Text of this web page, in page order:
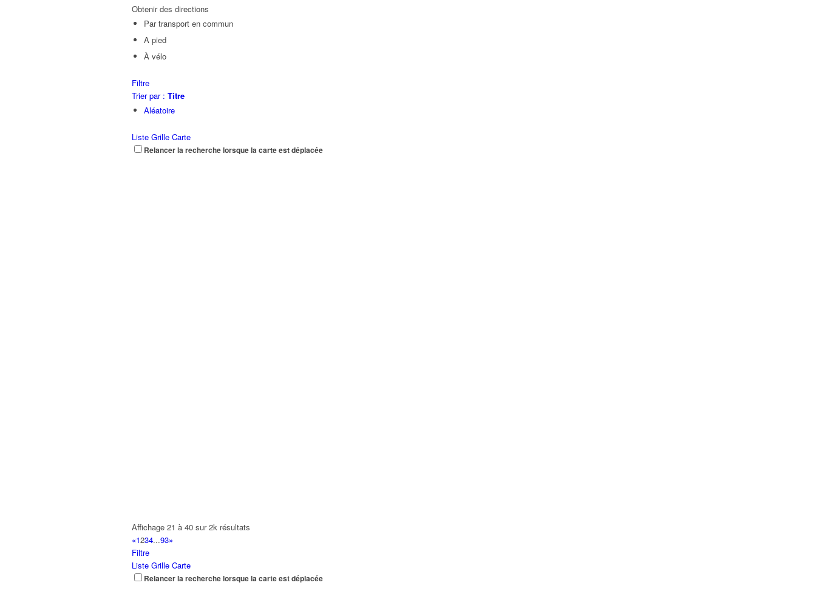
Obtenir des directions
Par transport en commun
A pied
À vélo
Filtre
Trier par : Titre
Aléatoire
Liste Grille Carte
Relancer la recherche lorsque la carte est déplacée
Affichage 21 à 40 sur 2k résultats
«1234...93»
Filtre
Liste Grille Carte
Relancer la recherche lorsque la carte est déplacée